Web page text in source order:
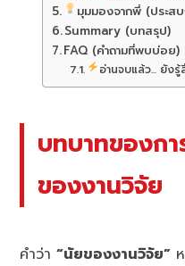
มุมมองจากพี่ (ประส
Summary (บทสรุป)
FAQ (คำถามที่พบบ่อย)
อ่านจบแล้ว... ยัง
บทบาทของก
ของงานวิจัย
คำว่า“นัยของงานวิจัย”